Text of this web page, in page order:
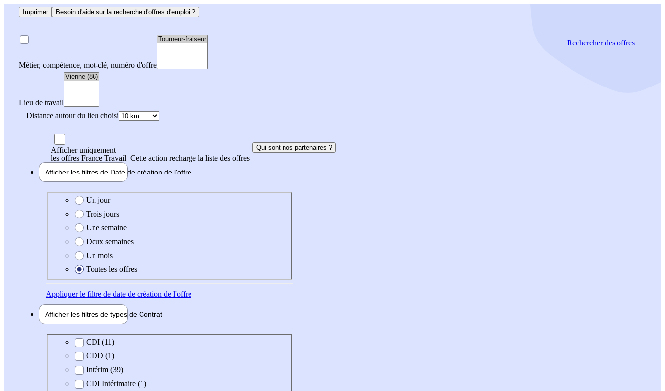
Imprimer Besoin d'aide sur la recherche d'offres d'emploi ?
Métier, compétence, mot-clé, numéro d'offre
Lieu de travail
Distance autour du lieu choisi
Rechercherdes offres
Afficher uniquement
les offres France Travail Cette action recharge la liste des offres
Qui sont nos partenaires ?
Afficher les filtres de Date de création de l'offre
Date de création de l'offre
Un jour
Trois jours
Une semaine
Deux semaines
Un mois
Toutes les offres
Appliquerle filtre de date de création de l'offre
Afficher les filtres de types de Contrat
Type de contratCDI (11)
CDD (1)
Intérim (39)
CDI Intérimaire (1)